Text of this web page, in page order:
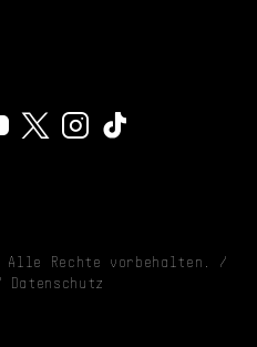
Rechte vorbehalten. /
Datenschutz